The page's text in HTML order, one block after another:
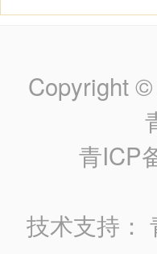
Copyright
青ICP
技术支持：